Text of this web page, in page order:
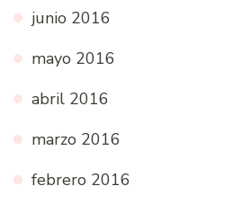
junio 2016
mayo 2016
abril 2016
marzo 2016
febrero 2016